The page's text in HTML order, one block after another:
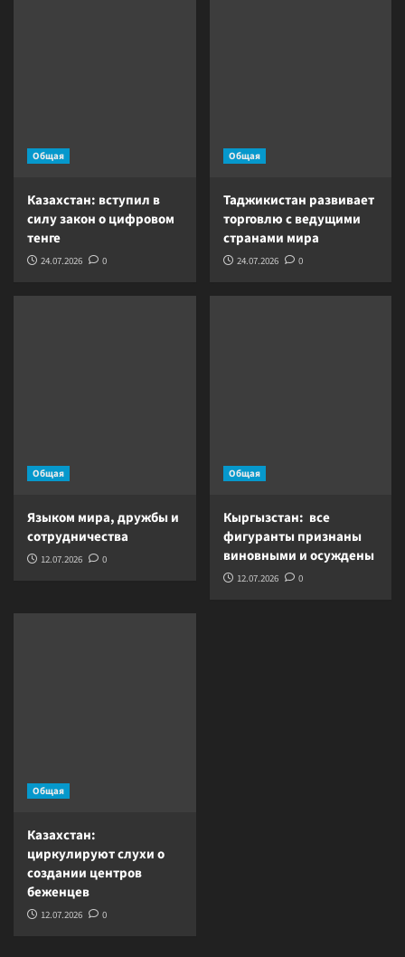
Общая
Казахстан: вступил в
силу закон о цифровом
тенге
24.07.2026 0
Общая
Таджикистан развивает
торговлю с ведущими
странами мира
24.07.2026 0
Общая
Языком мира, дружбы и
сотрудничества
12.07.2026 0
Общая
Кыргызстан: все
фигуранты признаны
виновными и осуждены
12.07.2026 0
Общая
Казахстан:
циркулируют слухи о
создании центров
беженцев
12.07.2026 0